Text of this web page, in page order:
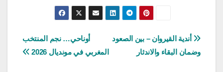
تصفّح
المقالات
أوناحي… نجم المنتخب
المغربي في مونديال 2026
أندية القيروان – بين الصعود
وضمان البقاء والاندثار